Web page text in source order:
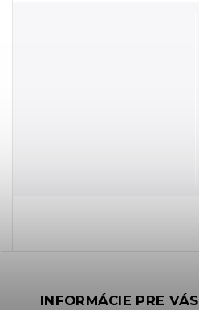
INFORMÁCIE PRE VÁS